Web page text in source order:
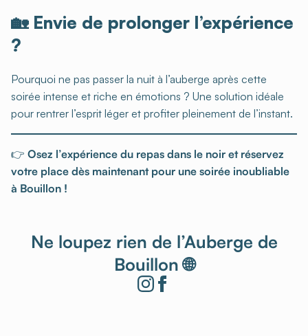
🏡 Envie de prolonger l’expérience
?
Pourquoi ne pas passer la nuit à l’auberge après cette
soirée intense et riche en émotions ? Une solution idéale
pour rentrer l’esprit léger et profiter pleinement de l’instant.
👉 Osez l’expérience du repas dans le noir et réservez
votre place dès maintenant pour une soirée inoubliable
à Bouillon !
Ne loupez rien de l’Auberge de
Bouillon 🌐